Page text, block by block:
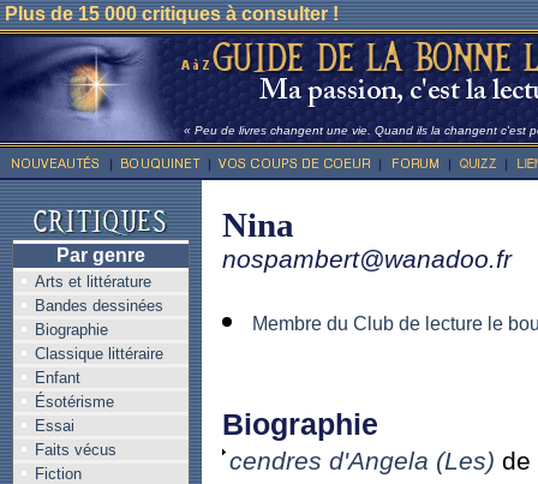
Plus de 15 000 critiques à consulter !
« Peu de livres changent une vie. Quand ils la changent c'est
Par genre
Arts et littérature
Bandes dessinées
Biographie
Classique littéraire
Enfant
Ésotérisme
Essai
Faits vécus
Fiction
Nina
nospambert@wanadoo.fr
Membre du Club de lecture le
Biographie
cendres d'Angela (Les) de